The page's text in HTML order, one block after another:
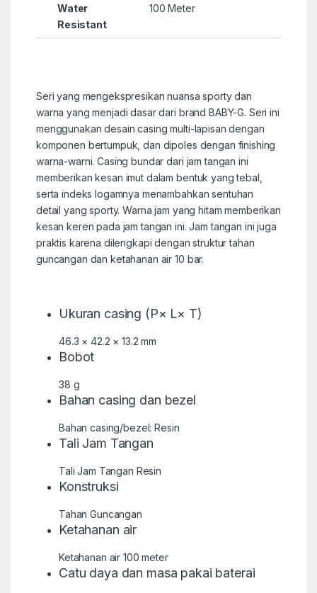
Water
Resistant
100 Meter
Seri yang mengekspresikan nuansa sporty dan
warna yang menjadi dasar dari brand BABY-G. Seri ini
menggunakan desain casing multi-lapisan dengan
komponen bertumpuk, dan dipoles dengan finishing
warna-warni. Casing bundar dari jam tangan ini
memberikan kesan imut dalam bentuk yang tebal,
serta indeks logamnya menambahkan sentuhan
detail yang sporty. Warna jam yang hitam memberikan
kesan keren pada jam tangan ini. Jam tangan ini juga
praktis karena dilengkapi dengan struktur tahan
guncangan dan ketahanan air 10 bar.
Ukuran casing (P× L× T)
46.3 × 42.2 × 13.2 mm
Bobot
38 g
Bahan casing dan bezel
Bahan casing/bezel: Resin
Tali Jam Tangan
Tali Jam Tangan Resin
Konstruksi
Tahan Guncangan
Ketahanan air
Ketahanan air 100 meter
Catu daya dan masa pakai baterai